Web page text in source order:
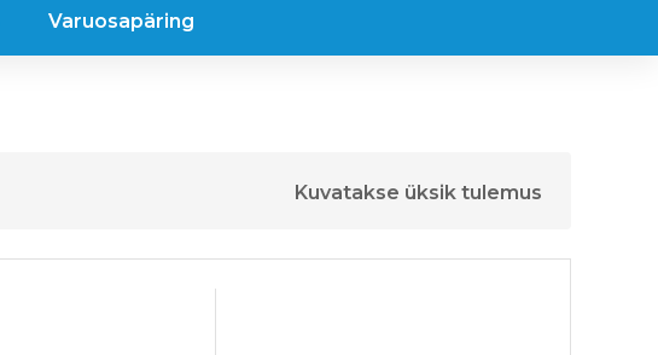
Varuosapäring
Kuvatakse üksik tulemus